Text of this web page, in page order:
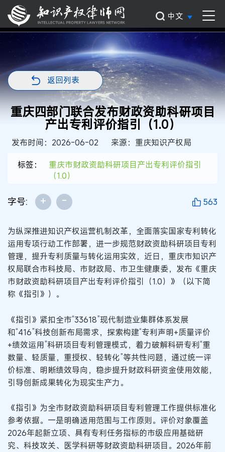
中文
返回列表
重庆四部门联合发布财政资助科研项目
产出专利评价指引（1.0）
发布时间：2026-06-02
来源：重庆知识产权局
标签：
重庆市财政资助科研项目产出专利评价指引
（1.0）
字号: + - 563
为纵深推进知识产权运营机制改革，全面落实国家专利转化
运用专项行动工作部署，进一步规范财政资助科研项目专利
管理，提升专利质量与转化运用实效，近日，重庆市知识产
权局联合市科技局、市财政局、市卫生健康委，发布《重庆
市财政资助科研项目产出专利评价指引（1.0）》（以下简
称《指引》）。
《指引》紧扣全市“33618”现代制造业集群体系发展
和“416”科技创新布局需求，探索构建“专利声明+质量评价
+绩效运用”科研项目专利管理模式，着力破解科研专利“重
数量、轻质量，重授权、轻转化”等共性问题，通过统一评
价标准、明晰绩效导向，稳步提升财政科研资金使用效能，
引导创新成果转化为现实生产力。
《指引》为全市财政资助科研项目专利管理工作提供标准化
参考依据。一是明确适用范围与工作原则。评价对象覆盖
2026年起新立项、具有专利任务指标的市级应用基础研
究、科技攻关、医学科研等财政资助科研项目。2026年前